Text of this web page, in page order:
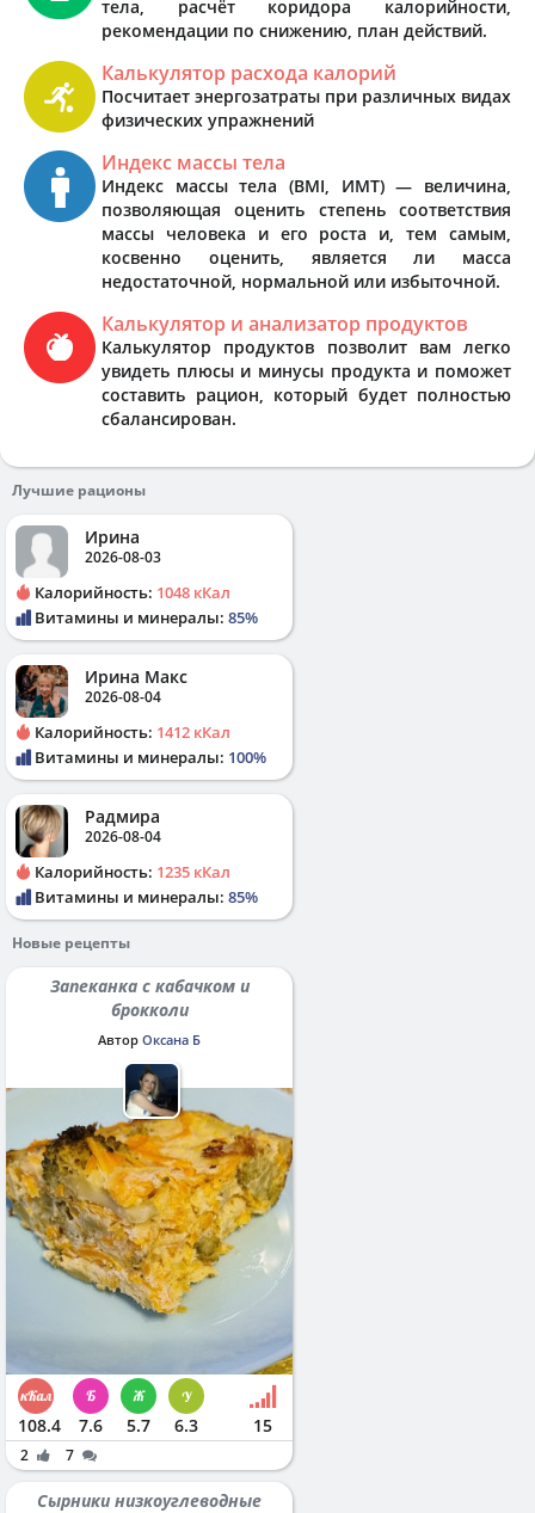
тела, расчёт коридора калорийности,
рекомендации по снижению, план действий.
Калькулятор расхода калорий
Посчитает энергозатраты при различных видах
физических упражнений
Индекс массы тела
Индекс массы тела (BMI, ИМТ) — величина,
позволяющая оценить степень соответствия
массы человека и его роста и, тем самым,
косвенно оценить, является ли масса
недостаточной, нормальной или избыточной.
Калькулятор и анализатор продуктов
Калькулятор продуктов позволит вам легко
увидеть плюсы и минусы продукта и поможет
составить рацион, который будет полностью
сбалансирован.
Лучшие рационы
Ирина
2026-08-03
Калорийность: 1048 кКал
Витамины и минералы: 85%
Ирина Макс
2026-08-04
Калорийность: 1412 кКал
Витамины и минералы: 100%
Радмира
2026-08-04
Калорийность: 1235 кКал
Витамины и минералы: 85%
Новые рецепты
Запеканка с кабачком и
брокколи
Автор Оксана Б
108.4 7.6 5.7 6.3 15
2 7
Сырники низкоуглеводные